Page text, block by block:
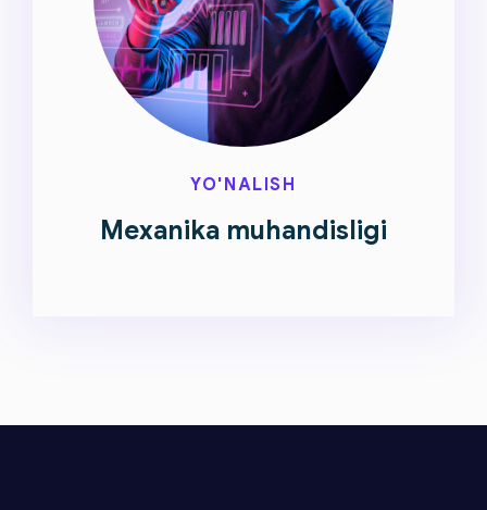
YO'NALISH
Mexanika muhandisligi